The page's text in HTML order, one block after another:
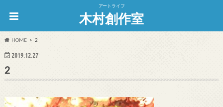
アートライフ
木村創作室
HOME 2
2019.12.27
2